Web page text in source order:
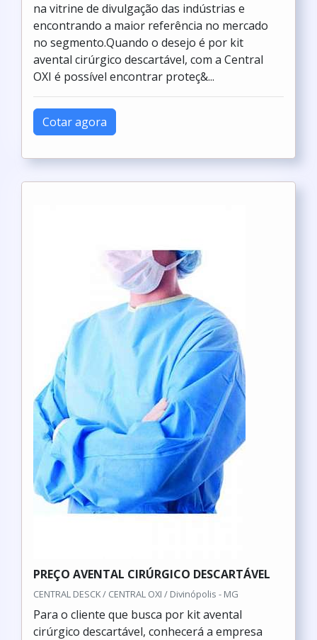
na vitrine de divulgação das indústrias e
encontrando a maior referência no mercado
no segmento.Quando o desejo é por kit
avental cirúrgico descartável, com a Central
OXI é possível encontrar proteç&...
Cotar agora
PREÇO AVENTAL CIRÚRGICO DESCARTÁVEL
CENTRAL DESCK / CENTRAL OXI / Divinópolis - MG
Para o cliente que busca por kit avental
cirúrgico descartável, conhecerá a empresa